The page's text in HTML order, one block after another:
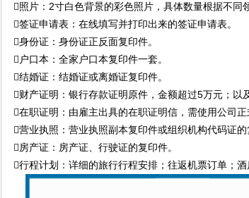
照片：2寸白色背景的彩色照片，具体数量根据不同
签证申请表：在线填写并打印出来的签证申请表。
身份证：身份证正反面复印件。
户口本：全家户口本复印件一套。
结婚证：结婚证或离婚证复印件。
财产证明：银行存款证明原件，金额超过5万元；以
在职证明：由雇主出具的在职证明信，需使用公司正
营业执照：营业执照副本复印件或组织机构代码证的
房产证：房产证、行驶证的复印件。
行程计划：详细的旅行行程安排；往返机票订单；酒